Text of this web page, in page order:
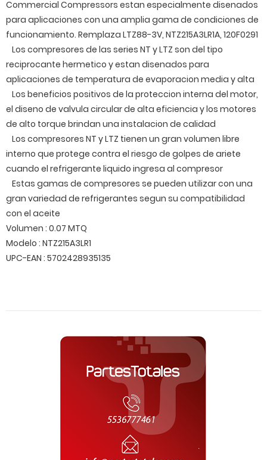
Commercial Compressors estan especialmente disenados
para aplicaciones con una amplia gama de condiciones de
funcionamiento. Remplaza LTZ88-3V, NTZ215A3LR1A, 120F0291
Los compresores de las series NT y LTZ son del tipo
reciprocante hermetico y estan disenados para
aplicaciones de temperatura de evaporacion media y alta
Los beneficios positivos de la proteccion interna del motor,
el diseno de valvula circular de alta eficiencia y los motores
de alto torque brindan una instalacion de calidad
Los compresores NT y LTZ tienen un gran volumen libre
interno que protege contra el riesgo de golpes de ariete
cuando el refrigerante liquido ingresa al compresor
Estas gamas de compresores se pueden utilizar con una
gran variedad de refrigerantes segun su compatibilidad
con el aceite
Volumen : 0.07 MTQ
Modelo : NTZ215A3LR1
UPC-EAN : 5702428935135